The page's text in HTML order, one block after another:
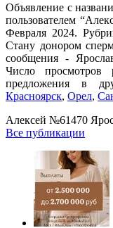
Объявление с
пользователем
Февраля 2024.
Стану донором
сообщения -
Число просмотров
предложения в
Красноярск, Орел,
Алексей №61470
Все публикации